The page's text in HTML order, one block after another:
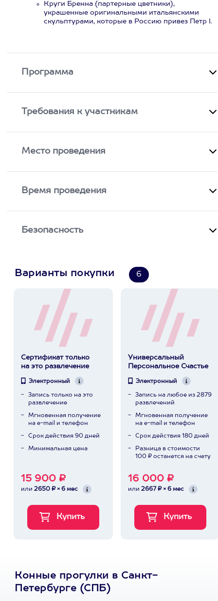
Круги Бренна (партерные цветники),
украшенные оригинальными итальянскими
скульптурами, которые в Россию привез Петр I.
Программа
Требования к участникам
Место проведения
Время проведения
Безопасность
Варианты покупки 6
Сертификат только
на это развлечение
Электронный
Запись только на это
развлечение
Мгновенная получение
на e-mail и телефон
Срок действия 90 дней
Минимальная цена
15 900 ₽
или 2650 ₽ × 6 мес
Универсальный
Персональное Счастье
Электронный
Запись на любое из 2879
развлечений
Мгновенная получение
на e-mail и телефон
Срок действия 180 дней
Разница в стоимости
100 ₽ останется на счету
16 000 ₽
или 2667 ₽ × 6 мес
Конные прогулки в Санкт-
Петербурге (СПБ)